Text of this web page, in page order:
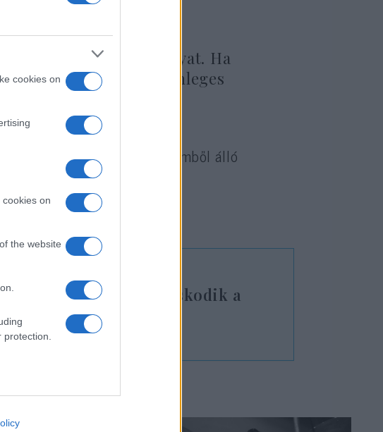
cookies on
on
the website
találtam aranyat. Ha
nagyon-nagyon különleges
Goláni szerint egy több szemből álló
leletről ittolvasható.
érme tanúskodik a
felkelésről